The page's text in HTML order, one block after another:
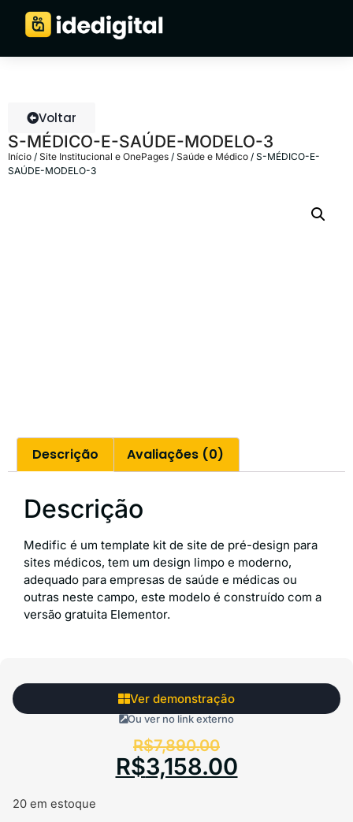
Voltar
S-MÉDICO-E-SAÚDE-MODELO-3
Início / Site Institucional e OnePages / Saúde e Médico / S-MÉDICO-E-
SAÚDE-MODELO-3
Descrição Avaliações (0)
Descrição
Medific é um template kit de site de pré-design para
sites médicos, tem um design limpo e moderno,
adequado para empresas de saúde e médicas ou
outras neste campo, este modelo é construído com a
versão gratuita Elementor.
Ver demonstração
Ou ver no link externo
R$7,890.00
R$3,158.00
20 em estoque